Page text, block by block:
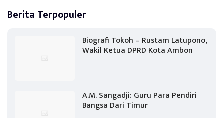
Berita Terpopuler
Biografi Tokoh – Rustam Latupono,
Wakil Ketua DPRD Kota Ambon
A.M. Sangadji: Guru Para Pendiri
Bangsa Dari Timur